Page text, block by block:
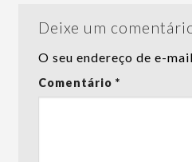
Deixe um
O seu endereço de e-
Comentário *